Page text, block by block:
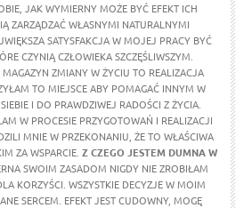
JAK WYMIERNY MOŻE BYĆ EFEKT ICH
ZARZĄDZAĆ WŁASNYMI NATURALNYMI
SATYSFAKCJA W MOJEJ PRACY BYĆ
CZYNIĄ CZŁOWIEKA SZCZĘŚLIWSZYM.
MAGAZYN ZMIANY W ŻYCIU TO REALIZACJA
TO MIEJSCE ABY POMAGAĆ INNYM W
I DO PRAWDZIWEJ RADOŚCI Z ŻYCIA.
W PROCESIE PRZYGOTOWAŃ I REALIZACJI
MNIE W PRZEKONANIU, ŻE TO WŁAŚCIWA
ZA WSPARCIE. Z CZEGO JESTEM DUMNA W
SWOIM ZASADOM NIGDY NIE ZROBIŁAM
KORZYŚCI. WSZYSTKIE DECYZJE W MOIM
SERCEM. EFEKT JEST CUDOWNY, MOGĘ